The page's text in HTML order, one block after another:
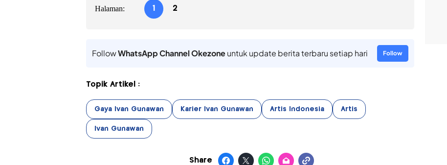
Halaman: 1 2
FollowWhatsApp Channel Okezoneuntuk update berita terbaru setiap hari Follow
Topik Artikel :
Gaya Ivan Gunawan Karier Ivan Gunawan Artis Indonesia Artis
Ivan Gunawan
Share